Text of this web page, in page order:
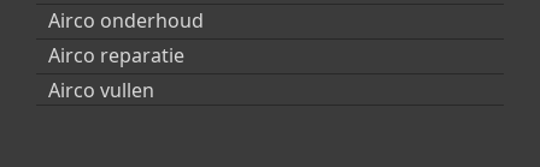
Airco onderhoud
Airco reparatie
Airco vullen